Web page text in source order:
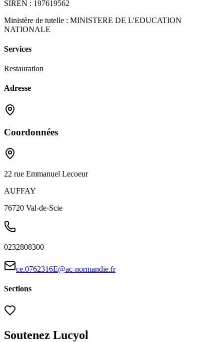
SIREN : 197619562
Ministère de tutelle : MINISTERE DE L'EDUCATION
NATIONALE
Services
Restauration
Adresse
Coordonnées
22 rue Emmanuel Lecoeur
AUFFAY
76720 Val-de-Scie
0232808300
ce.0762316E@ac-normandie.fr
Sections
Soutenez Lucyol